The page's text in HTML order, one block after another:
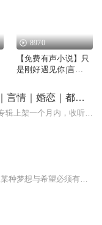
8970
【免费有声小说】只
是刚好遇见你|言
【免费】只是刚好遇见你｜言情｜婚恋｜都市｜AI多播